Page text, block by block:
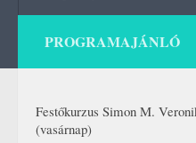
PROGRAMAJÁNLÓ
Festőkurzus Simon M.
(vasárnap)